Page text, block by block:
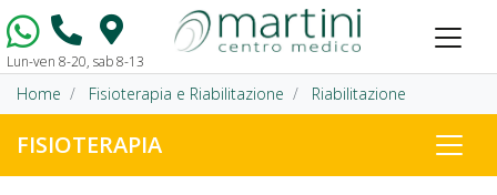
Vai al contenuto
Lun-ven 8-20, sab 8-13
Home Fisioterapia e Riabilitazione Riabilitazione
FISIOTERAPIA